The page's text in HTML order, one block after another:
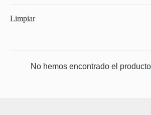
Limpiar
No hemos encontrado el